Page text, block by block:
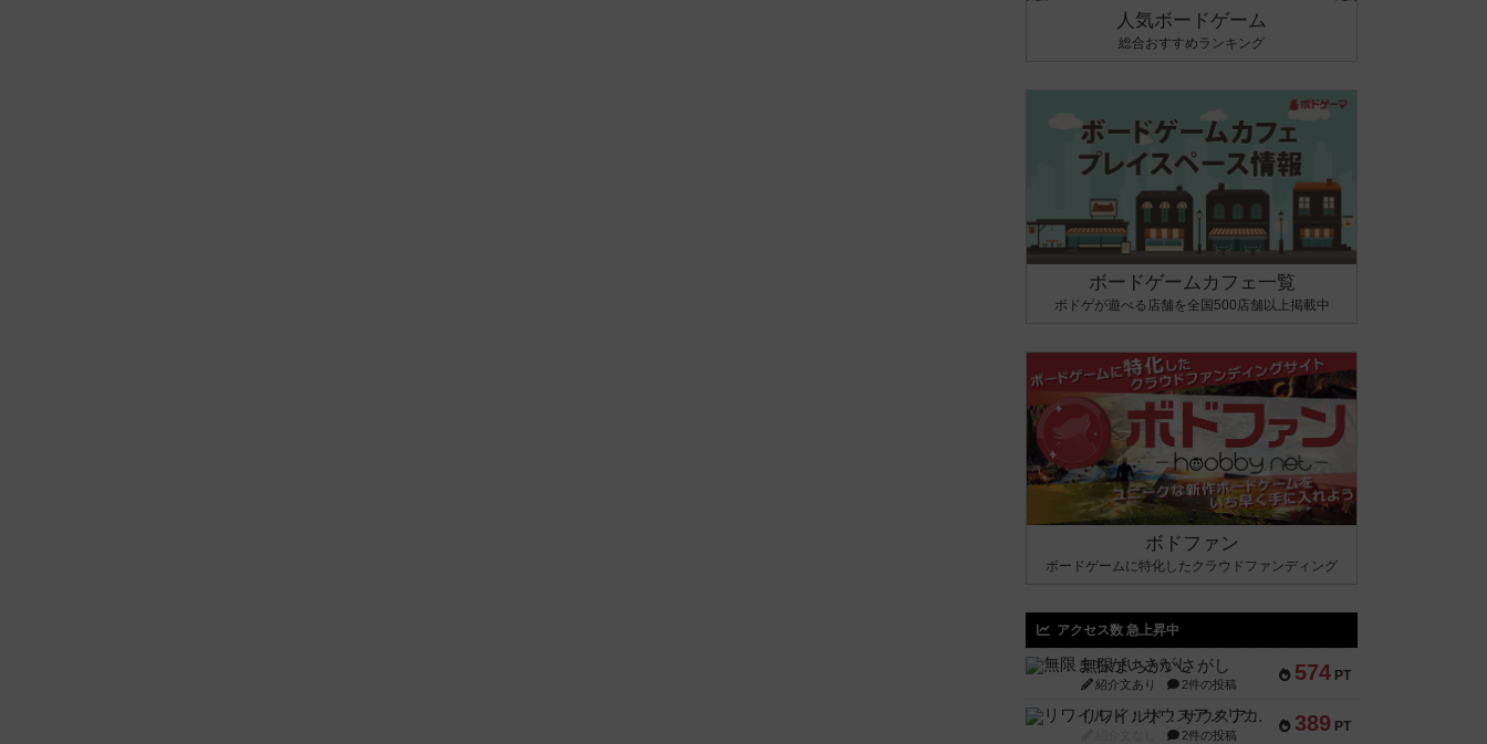
人気ボードゲーム
総合おすすめランキング
ボードゲームカフェ一覧
ボドゲが遊べる店舗を全国500店舗以上掲載中
ボドファン
ボードゲームに特化したクラウドファンディング
アクセス数 急上昇中
574 PT
無限まちがいさがし
紹介文あり 2件の投稿
389 PT
リワイルド：サウスアメリカ
2件の投稿